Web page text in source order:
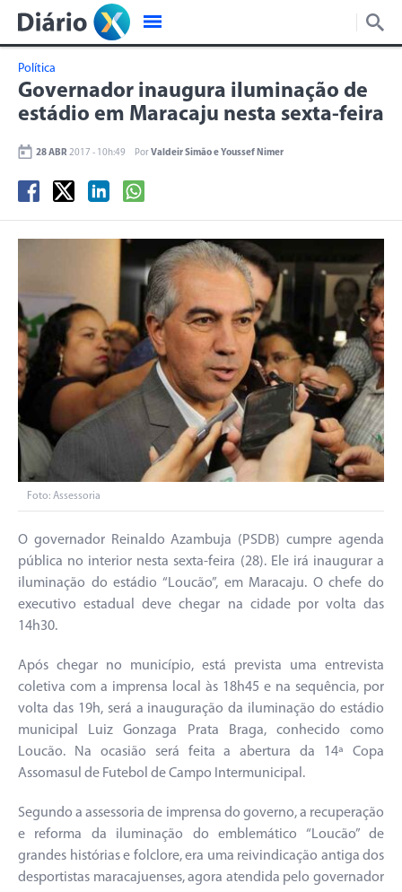
Política
Governador inaugura iluminação de
estádio em Maracaju nesta sexta-feira
28 ABR 2017 - 10h:49 PorValdeir Simão e Youssef Nimer
Foto: Assessoria
O governador Reinaldo Azambuja (PSDB) cumpre agenda
pública no interior nesta sexta-feira (28). Ele irá inaugurar a
iluminação do estádio “Loucão”, em Maracaju. O chefe do
executivo estadual deve chegar na cidade por volta das
14h30.
Após chegar no município, está prevista uma entrevista
coletiva com a imprensa local às 18h45 e na sequência, por
volta das 19h, será a inauguração da iluminação do estádio
municipal Luiz Gonzaga Prata Braga, conhecido como
Loucão. Na ocasião será feita a abertura da 14ª Copa
Assomasul de Futebol de Campo Intermunicipal.
Segundo a assessoria de imprensa do governo, a recuperação
e reforma da iluminação do emblemático “Loucão” de
grandes histórias e folclore, era uma reivindicação antiga dos
desportistas maracajuenses, agora atendida pelo governador